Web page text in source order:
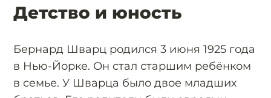
Детство и юность
Бернард Шварц родился 3 июня 1925 года
в Нью-Йорке. Он стал старшим ребёнком
в семье. У Шварца было двое младших